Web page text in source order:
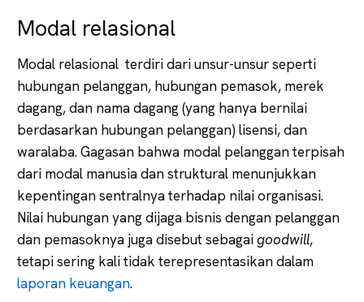
Modal relasional
Modal relasional terdiri dari unsur-unsur seperti
hubungan pelanggan, hubungan pemasok, merek
dagang, dan nama dagang (yang hanya bernilai
berdasarkan hubungan pelanggan) lisensi, dan
waralaba. Gagasan bahwa modal pelanggan terpisah
dari modal manusia dan struktural menunjukkan
kepentingan sentralnya terhadap nilai organisasi.
Nilai hubungan yang dijaga bisnis dengan pelanggan
dan pemasoknya juga disebut sebagaigoodwill,
tetapi sering kali tidak terepresentasikan dalam
laporan keuangan.